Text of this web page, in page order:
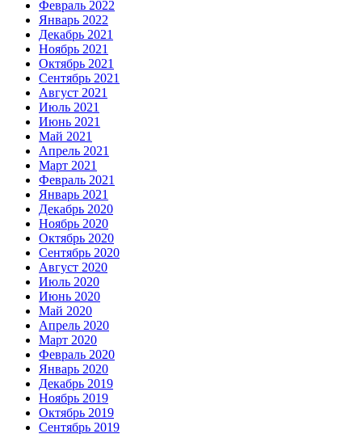
Февраль 2022
Январь 2022
Декабрь 2021
Ноябрь 2021
Октябрь 2021
Сентябрь 2021
Август 2021
Июль 2021
Июнь 2021
Май 2021
Апрель 2021
Март 2021
Февраль 2021
Январь 2021
Декабрь 2020
Ноябрь 2020
Октябрь 2020
Сентябрь 2020
Август 2020
Июль 2020
Июнь 2020
Май 2020
Апрель 2020
Март 2020
Февраль 2020
Январь 2020
Декабрь 2019
Ноябрь 2019
Октябрь 2019
Сентябрь 2019